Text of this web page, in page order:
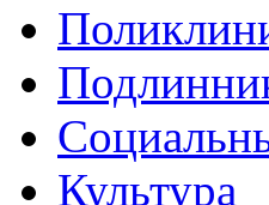
Культура